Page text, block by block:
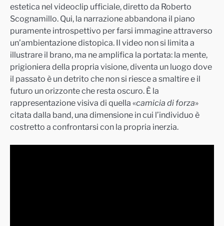
estetica nel videoclip ufficiale, diretto da Roberto
Scognamillo. Qui, la narrazione abbandona il piano
puramente introspettivo per farsi immagine attraverso
un’ambientazione distopica. Il video non si limita a
illustrare il brano, ma ne amplifica la portata: la mente,
prigioniera della propria visione, diventa un luogo dove
il passato è un detrito che non si riesce a smaltire e il
futuro un orizzonte che resta oscuro. È la
rappresentazione visiva di quella «camicia di forza»
citata dalla band, una dimensione in cui l’individuo è
costretto a confrontarsi con la propria inerzia.